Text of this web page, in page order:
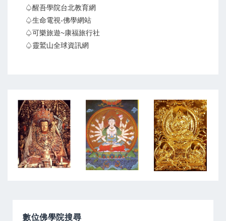
♤醒吾學院台北教育網
♤生命電視-佛學網站
♤可樂旅遊~康福旅行社
♤靈鷲山全球資訊網
數位佛學院搜尋